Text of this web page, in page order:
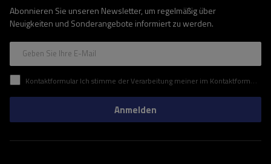
Abonnieren Sie unseren Newsletter, um regelmäßig über
Neuigkeiten und Sonderangebote informiert zu werden.
Geben Sie Ihre E-Mail
Kontaktformular Ich stimme der Verarbeitung meiner im Kontaktformular enthaltenen personenbezogenen Daten gemäß der Verordnung (EU) des Europäischen Parlaments und des Rates zu.
Anmelden